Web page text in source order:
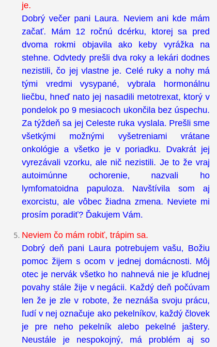
je.
Dobrý večer pani Laura. Neviem ani kde mám
začať. Mám 12 ročnú dcérku, ktorej sa pred
dvoma rokmi objavila ako keby vyrážka na
stehne. Odvtedy prešli dva roky a lekári dodnes
nezistili, čo jej vlastne je. Celé ruky a nohy má
tými vredmi vysypané, vybrala hormonálnu
liečbu, hneď nato jej nasadili metotrexat, ktorý v
pondelok po 9 mesiacoch ukončila bez úspechu.
Za týždeň sa jej Celeste ruka vyslala. Prešli sme
všetkými možnými vyšetreniami vrátane
onkológie a všetko je v poriadku. Dvakrát jej
vyrezávali vzorku, ale nič nezistili. Je to že vraj
autoimúnne ochorenie, nazvali ho
lymfomatoidna papuloza. Navštívila som aj
exorcistu, ale vôbec žiadna zmena. Neviete mi
prosím poradiť? Ďakujem Vám.
Neviem čo mám robiť, trápim sa.
Dobrý deň pani Laura potrebujem vašu, Božiu
pomoc žijem s ocom v jednej domácnosti. Môj
otec je nervák všetko ho nahnevá nie je kľudnej
povahy stále žije v negácii. Každý deň počúvam
len že je zle v robote, že neznáša svoju prácu,
ľudí v nej označuje ako pekelníkov, každý človek
je pre neho pekelník alebo pekelné jaštery.
Neustále je nespokojný, má problém aj so